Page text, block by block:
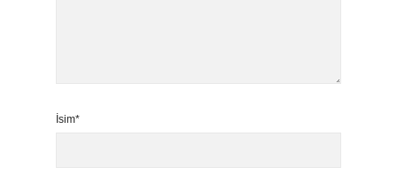
İsim*